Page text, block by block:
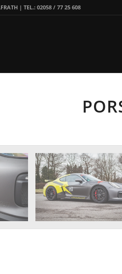
| TEL.: 02058 / 77 25 608